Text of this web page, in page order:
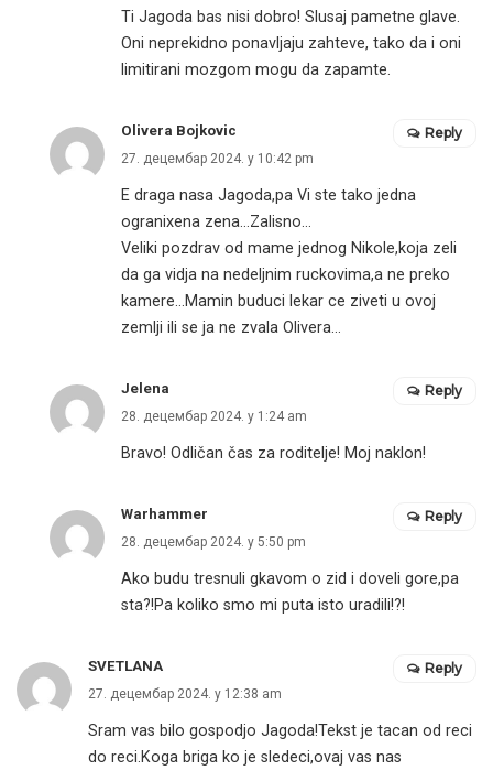
Ti Jagoda bas nisi dobro! Slusaj pametne glave.
Oni neprekidno ponavljaju zahteve, tako da i oni
limitirani mozgom mogu da zapamte.
Olivera Bojkovic
27. децембар 2024. у 10:42 pm
E draga nasa Jagoda,pa Vi ste tako jedna
ogranixena zena…Zalisno…
Veliki pozdrav od mame jednog Nikole,koja zeli
da ga vidja na nedeljnim ruckovima,a ne preko
kamere…Mamin buduci lekar ce ziveti u ovoj
zemlji ili se ja ne zvala Olivera…
Reply
Jelena
28. децембар 2024. у 1:24 am
Bravo! Odličan čas za roditelje! Moj naklon!
Reply
Warhammer
28. децембар 2024. у 5:50 pm
Ako budu tresnuli gkavom o zid i doveli gore,pa
sta?!Pa koliko smo mi puta isto uradili!?!
Reply
SVETLANA
27. децембар 2024. у 12:38 am
Sram vas bilo gospodjo Jagoda!Tekst je tacan od reci
do reci.Koga briga ko je sledeci,ovaj vas nas
Reply